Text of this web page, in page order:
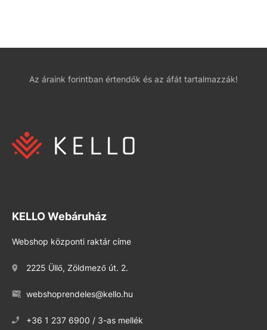
Az áraink forintban értendők és az áfát tartalmazzák!
KELLO Webáruház
Webshop központi raktár címe
2225 Üllő, Zöldmező út. 2.
webshoprendeles@kello.hu
+36 1 237 6900 / 3-as mellék